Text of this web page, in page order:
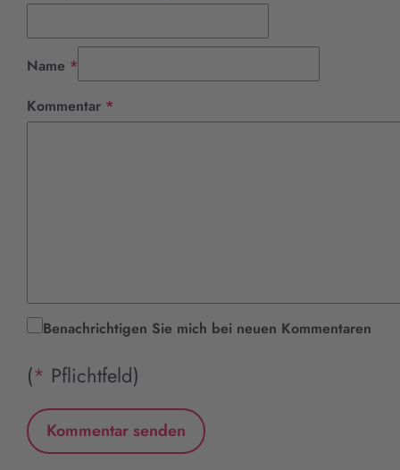
Name *
Kommentar *
Benachrichtigen Sie mich bei neuen Kommentaren
(* Pflichtfeld)